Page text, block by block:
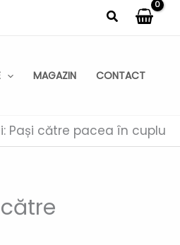
Search
MAGAZIN CONTACT
Pași către pacea în cuplu